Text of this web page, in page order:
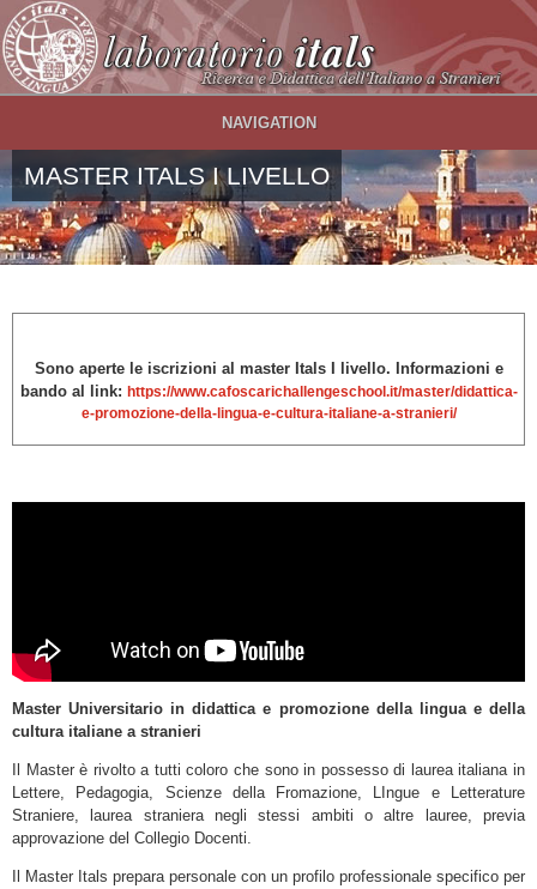
Salta al contenuto principale
NAVIGATION
MASTER ITALS I LIVELLO
Sono aperte le iscrizioni al master Itals I livello. Informazioni e
bando al link: https://www.cafoscarichallengeschool.it/master/didattica-
e-promozione-della-lingua-e-cultura-italiane-a-stranieri/
Master Universitario in didattica e promozione della lingua e della
cultura italiane a stranieri
Il Master è rivolto a tutti coloro che sono in possesso di laurea italiana in
Lettere, Pedagogia, Scienze della Fromazione, LIngue e Letterature
Straniere, laurea straniera negli stessi ambiti o altre lauree, previa
approvazione del Collegio Docenti.
Il Master Itals prepara personale con un profilo professionale specifico per